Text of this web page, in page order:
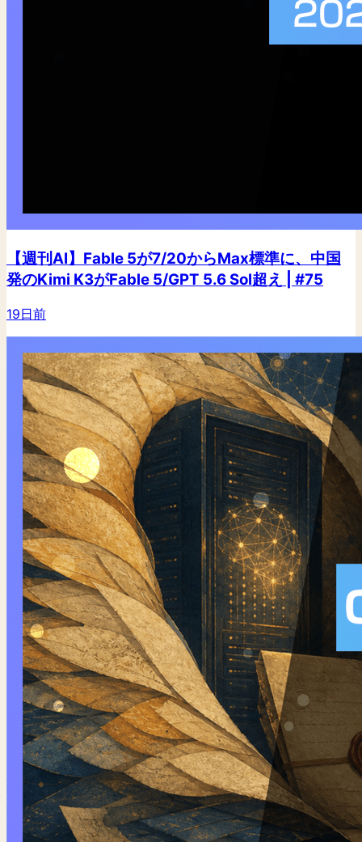
【週刊AI】Fable 5が7/20からMax標準に、中国
発のKimi K3がFable 5/GPT 5.6 Sol超え | #75
19日前